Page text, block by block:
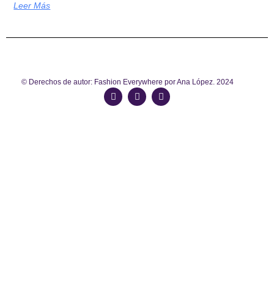
Leer Más
© Derechos de autor: Fashion Everywhere por Ana López. 2024